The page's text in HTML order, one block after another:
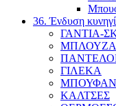
36. Ένδυση
ΓΑΝΤΙΑ-
ΓΙΛΕΚΑ
ΚΑΛΤΣΕΣ